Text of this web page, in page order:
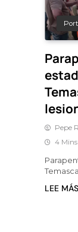
Pepe
4 Mins
LEE MÁS